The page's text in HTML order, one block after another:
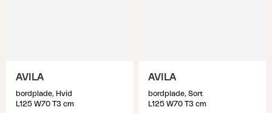
AVILA
bordplade, Hvid
L125 W70 T3 cm
AVILA
bordplade, Sort
L125 W70 T3 cm